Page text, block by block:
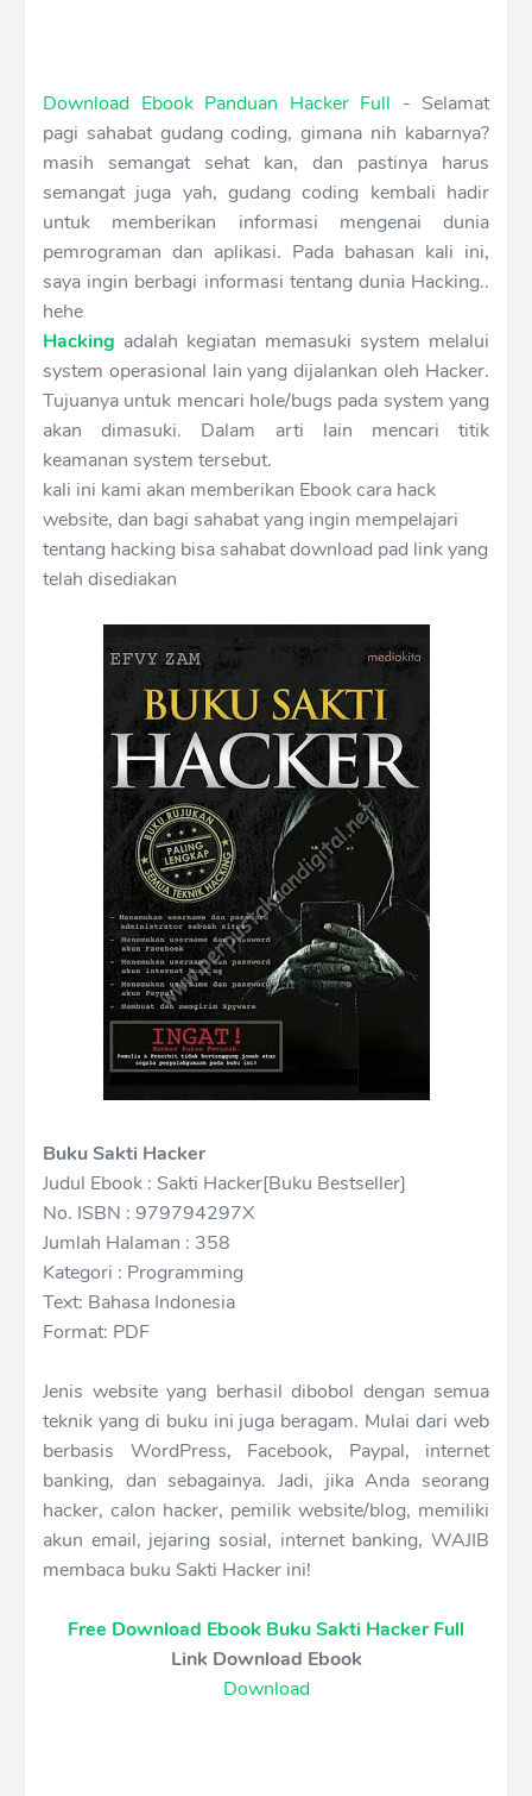
Download Ebook Panduan Hacker Full - Selamat
pagi sahabat gudang coding, gimana nih kabarnya?
masih semangat sehat kan, dan pastinya harus
semangat juga yah, gudang coding kembali hadir
untuk memberikan informasi mengenai dunia
pemrograman dan aplikasi. Pada bahasan kali ini,
saya ingin berbagi informasi tentang dunia Hacking..
hehe
Hacking adalah kegiatan memasuki system melalui
system operasional lain yang dijalankan oleh Hacker.
Tujuanya untuk mencari hole/bugs pada system yang
akan dimasuki. Dalam arti lain mencari titik
keamanan system tersebut.
kali ini kami akan memberikan Ebook cara hack
website, dan bagi sahabat yang ingin mempelajari
tentang hacking bisa sahabat download pad link yang
telah disediakan
Buku Sakti Hacker
Judul Ebook : Sakti Hacker[Buku Bestseller]
No. ISBN : 979794297X
Jumlah Halaman : 358
Kategori : Programming
Text: Bahasa Indonesia
Format: PDF
Jenis website yang berhasil dibobol dengan semua
teknik yang di buku ini juga beragam. Mulai dari web
berbasis WordPress, Facebook, Paypal, internet
banking, dan sebagainya. Jadi, jika Anda seorang
hacker, calon hacker, pemilik website/blog, memiliki
akun email, jejaring sosial, internet banking, WAJIB
membaca buku Sakti Hacker ini!
Free Download Ebook Buku Sakti Hacker Full
Link Download Ebook
Download